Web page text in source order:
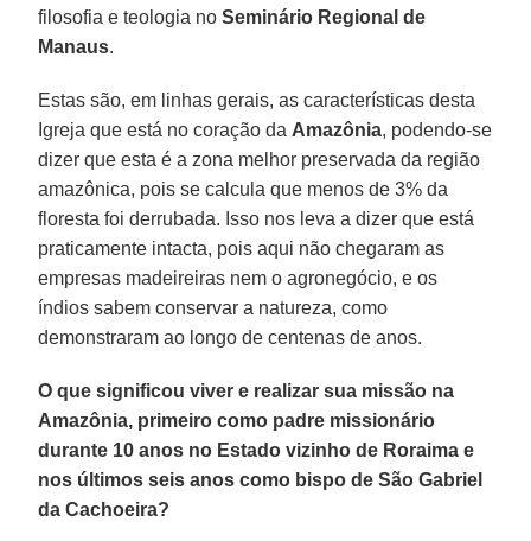
filosofia e teologia noSeminário Regional de
Manaus.
Estas são, em linhas gerais, as características desta
Igreja que está no coração da Amazônia, podendo-se
dizer que esta é a zona melhor preservada da região
amazônica, pois se calcula que menos de 3% da
floresta foi derrubada. Isso nos leva a dizer que está
praticamente intacta, pois aqui não chegaram as
empresas madeireiras nem o agronegócio, e os
índios sabem conservar a natureza, como
demonstraram ao longo de centenas de anos.
O que significou viver e realizar sua missão na
Amazônia, primeiro como padre missionário
durante 10 anos no Estado vizinho de Roraima e
nos últimos seis anos como bispo de São Gabriel
da Cachoeira?